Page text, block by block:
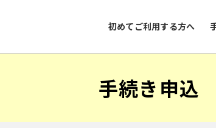
初めてご利用する方へ
手続き申込